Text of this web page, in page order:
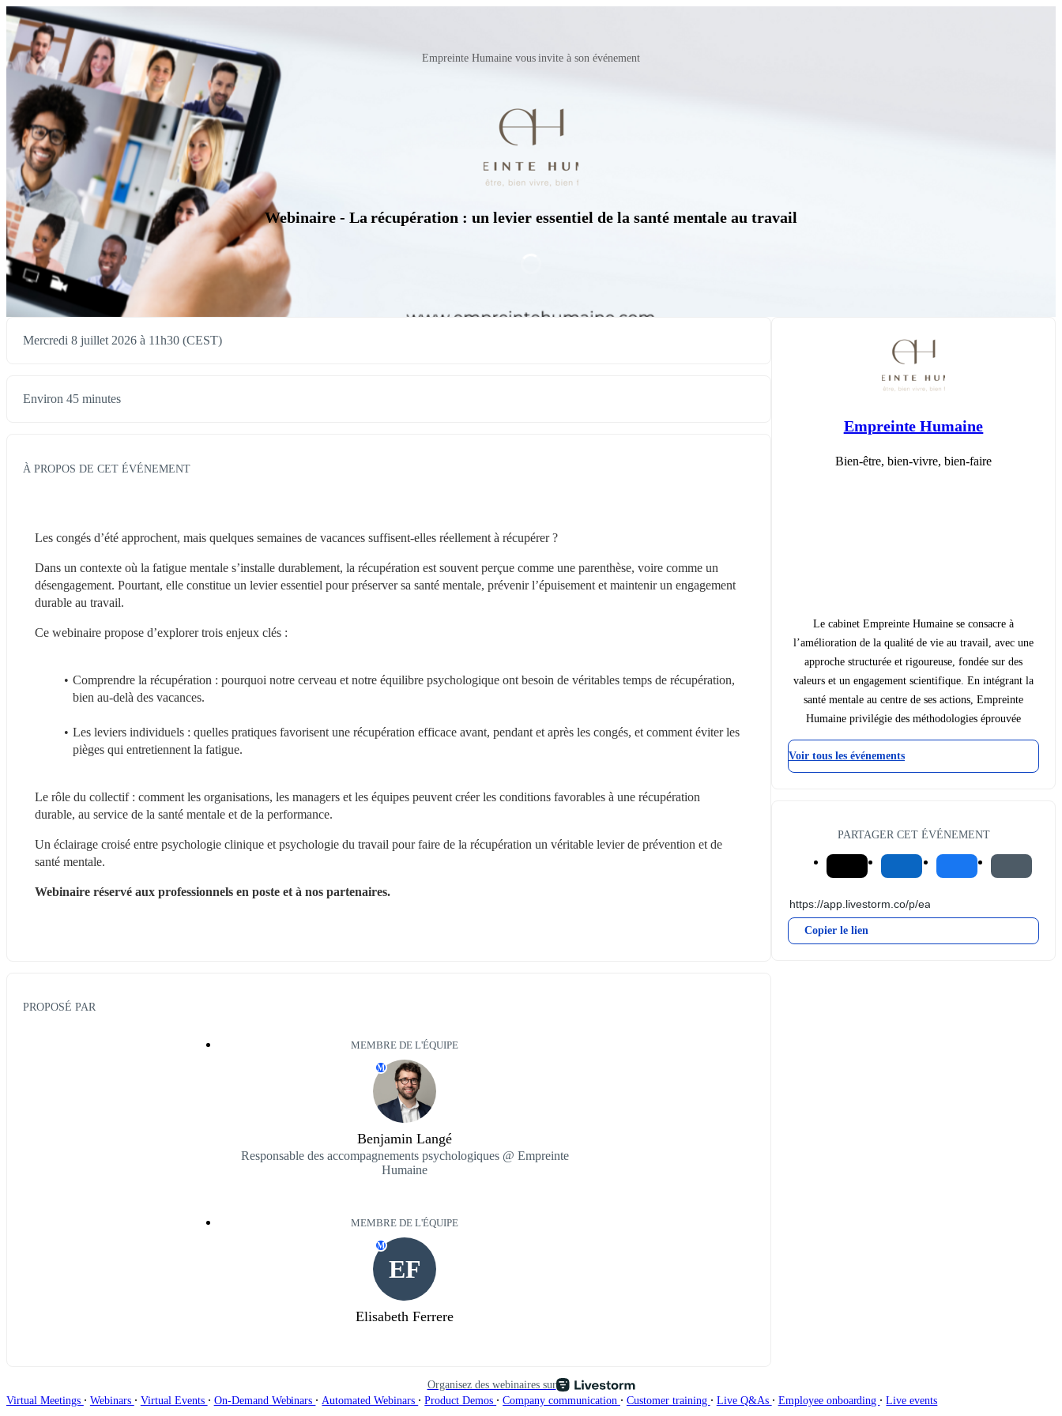
Empreinte Humaine vous invite à son événement
Webinaire - La récupération : un levier essentiel de la santé mentale au travail
Mercredi 8 juillet 2026 à 11h30 (CEST)
Environ 45 minutes
À PROPOS DE CET ÉVÉNEMENT
Les congés d’été approchent, mais quelques semaines de vacances suffisent-elles réellement à récupérer ?
Dans un contexte où la fatigue mentale s’installe durablement, la récupération est souvent perçue comme une parenthèse, voire comme un
désengagement. Pourtant, elle constitue un levier essentiel pour préserver sa santé mentale, prévenir l’épuisement et maintenir un engagement
durable au travail.
Ce webinaire propose d’explorer trois enjeux clés :
Comprendre la récupération : pourquoi notre cerveau et notre équilibre psychologique ont besoin de véritables temps de récupération,
bien au-delà des vacances.
Les leviers individuels : quelles pratiques favorisent une récupération efficace avant, pendant et après les congés, et comment éviter les
pièges qui entretiennent la fatigue.
Le rôle du collectif : comment les organisations, les managers et les équipes peuvent créer les conditions favorables à une récupération
durable, au service de la santé mentale et de la performance.
Un éclairage croisé entre psychologie clinique et psychologie du travail pour faire de la récupération un véritable levier de prévention et de
santé mentale.
Webinaire réservé aux professionnels en poste et à nos partenaires.
PROPOSÉ PAR
MEMBRE DE L'ÉQUIPE
M
Benjamin Langé
Responsable des accompagnements psychologiques @ Empreinte
Humaine
MEMBRE DE L'ÉQUIPE
EF
M
Elisabeth Ferrere
Empreinte Humaine
Bien-être, bien-vivre, bien-faire
Le cabinet Empreinte Humaine se consacre à
l’amélioration de la qualité de vie au travail, avec une
approche structurée et rigoureuse, fondée sur des
valeurs et un engagement scientifique. En intégrant la
santé mentale au centre de ses actions, Empreinte
Humaine privilégie des méthodologies éprouvée
Voir tous les événements
PARTAGER CET ÉVÉNEMENT
Copier le lien
Organisez des webinaires sur
Virtual Meetings ∙ Webinars ∙ Virtual Events ∙ On-Demand Webinars ∙ Automated Webinars ∙ Product Demos ∙ Company communication ∙ Customer training ∙ Live Q&As ∙ Employee onboarding ∙ Live events